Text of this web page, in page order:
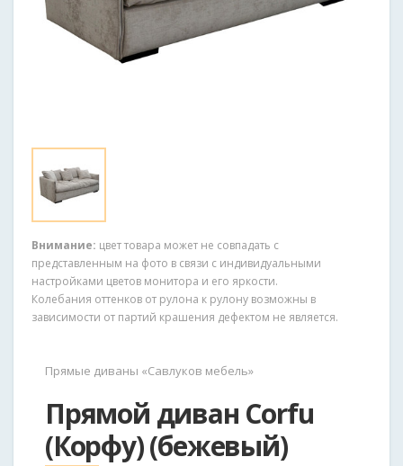
Внимание: цвет товара может не совпадать с
представленным на фото в связи с индивидуальными
настройками цветов монитора и его яркости.
Колебания оттенков от рулона к рулону возможны в
зависимости от партий крашения дефектом не является.
Прямые диваны «Савлуков мебель»
Прямой диван Corfu
(Корфу) (бежевый)